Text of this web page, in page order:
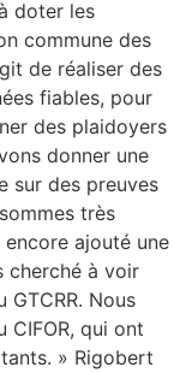
doter les
commune des
de réaliser des
fiables, pour
des plaidoyers
donner une
sur des preuves
très
ajouté une
cherché à voir
Nous
CIFOR, qui ont
» Rigobert